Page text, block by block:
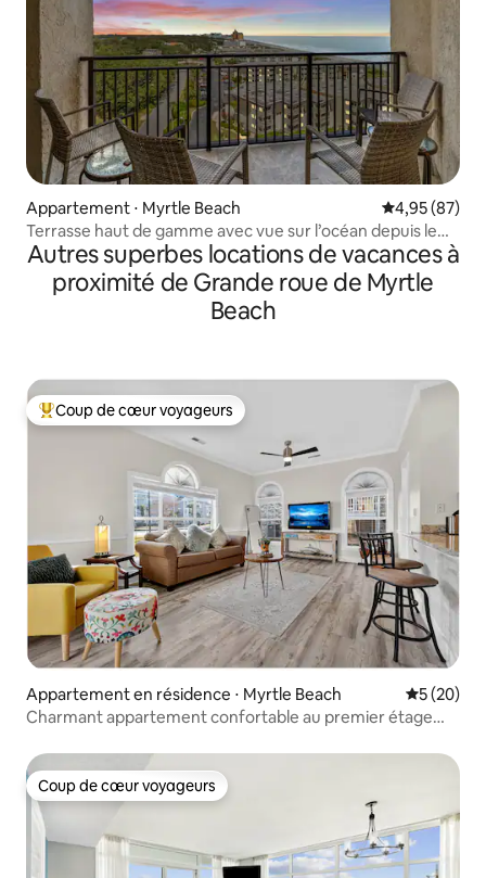
Appartement ⋅ Myrtle Beach Évaluation
4,95 (87)
Terrasse haut de gamme avec vue sur l’océan depuis le
11e étage
Autres superbes locations de vacances à
proximité de Grande roue de Myrtle
Beach
Coups de cœur voyageurs les plus appréciés
Coup de cœur voyageurs
Appartement en résidence ⋅ Myrtle Beach
5 (20)
Charmant appartement confortable au premier étage
Coup de cœur voyageurs
Coup de cœur voyageurs